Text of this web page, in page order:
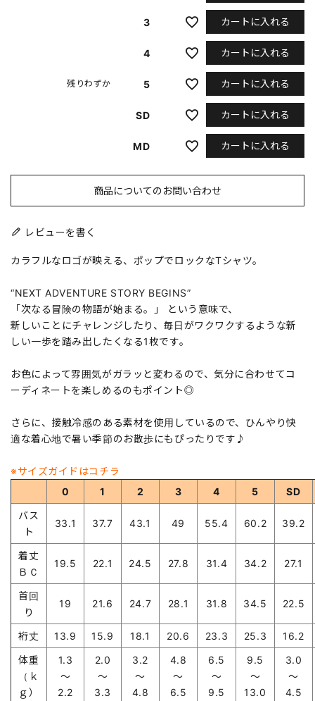
3 カートに入れる
4 カートに入れる
5
残りわずか カートに入れる
SD カートに入れる
MD カートに入れる
商品についてのお問い合わせ
レビューを書く
カラフルなロゴが映える、ポップでロックなTシャツ。
“NEXT ADVENTURE STORY BEGINS”
「次なる冒険の物語が始まる。」 という意味で、
新しいことにチャレンジしたり、毎日がワクワクするような新
しい一歩を踏み出したくなる1枚です。
お色によって雰囲気がガラッと変わるので、気分に合わせてコ
ーディネートを楽しめるのもポイント◎
さらに、接触冷感のある素材を使用しているので、ひんやり快
適な着心地で暑い季節のお散歩にもぴったりです♪
※サイズガイドはコチラ
0
1 2 3 4 5
SD
バス
ト
33.1 37.7 43.1 49 55.4 60.2 39.2
着丈
ＢＣ
19.5 22.1 24.5 27.8 31.4 34.2 27.1
首回
り
19 21.6 24.7 28.1 31.8 34.5 22.5
裄丈 13.9 15.9 18.1 20.6 23.3 25.3
16.2
体重
（ｋ
ｇ）
1.3
～
2.2
2.0
～
3.3
3.2
～
4.8
4.8
～
6.5
6.5
～
9.5
9.5
～
13.0
3.0
～
4.5